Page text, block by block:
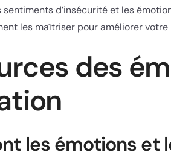
sentiments d’insécurité et les
les maîtriser pour améliorer
des
les émotions et